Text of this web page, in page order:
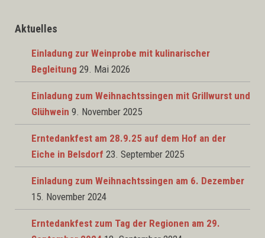
Aktuelles
Einladung zur Weinprobe mit kulinarischer
Begleitung 29. Mai 2026
Einladung zum Weihnachtssingen mit Grillwurst und
Glühwein 9. November 2025
Erntedankfest am 28.9.25 auf dem Hof an der
Eiche in Belsdorf 23. September 2025
Einladung zum Weihnachtssingen am 6. Dezember
15. November 2024
Erntedankfest zum Tag der Regionen am 29.